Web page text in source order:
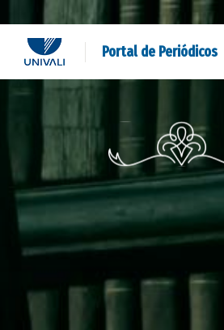
Portal de Periódicos